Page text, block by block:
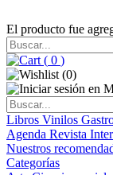
El producto fue
( 0 )
(0)
Libros Vinilos
Agenda Revista
Nuestros
Categorías